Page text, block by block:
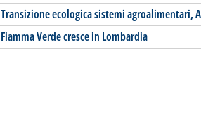
Transizione ecologica sistemi agroalimentari,
Fiamma Verde cresce in Lombardia